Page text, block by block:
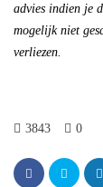
advies indien je
mogelijk niet
verliezen.
3843 0